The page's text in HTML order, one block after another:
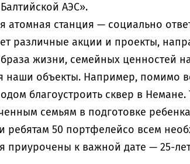
АЭС».
атомная станция — социально
различные акции и проекты,
жизни, семейных ценностей
наши объекты. Например, помимо
благоустроить сквер в
семьям в подготовке
ребятам 50 портфелейсо всем
приурочены к важной дате — 25-